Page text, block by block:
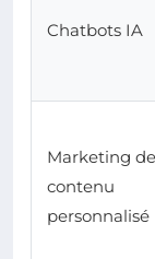
Chatbots IA
Marketing de
contenu
personnalisé